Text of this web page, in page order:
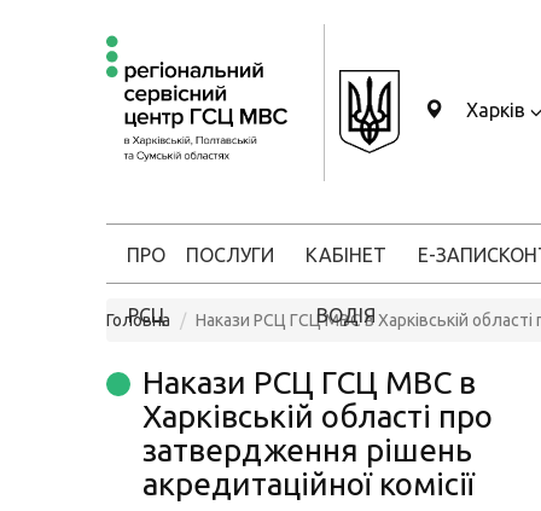
Харків
ПРО
РСЦ
ПОСЛУГИ КАБІНЕТ
ВОДІЯ
Е-ЗАПИС
Головна Накази РСЦ ГСЦ МВС в Харківській області
Накази РСЦ ГСЦ МВС в
Харківській області про
затвердження рішень
акредитаційної комісії